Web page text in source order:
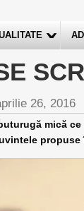
26, 2016
mică